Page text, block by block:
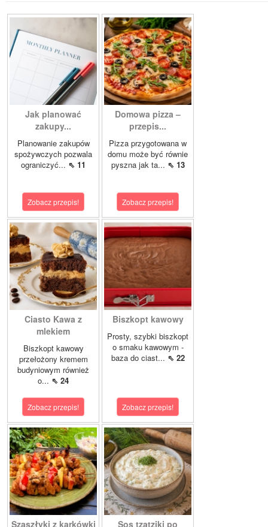
Jak planować
zakupy...
Planowanie zakupów
spożywczych pozwala
ograniczyć... ⇖ 11
Zobacz przepis!
Domowa pizza –
przepis...
Pizza przygotowana w
domu może być równie
pyszna jak ta... ⇖ 13
Zobacz przepis!
Ciasto Kawa z
mlekiem
Biszkopt kawowy
przełożony kremem
budyniowym również
o... ⇖ 24
Zobacz przepis!
Biszkopt kawowy
Prosty, szybki biszkopt
o smaku kawowym -
baza do ciast... ⇖ 22
Zobacz przepis!
Szaszłyki z karkówki Sos tzatziki po